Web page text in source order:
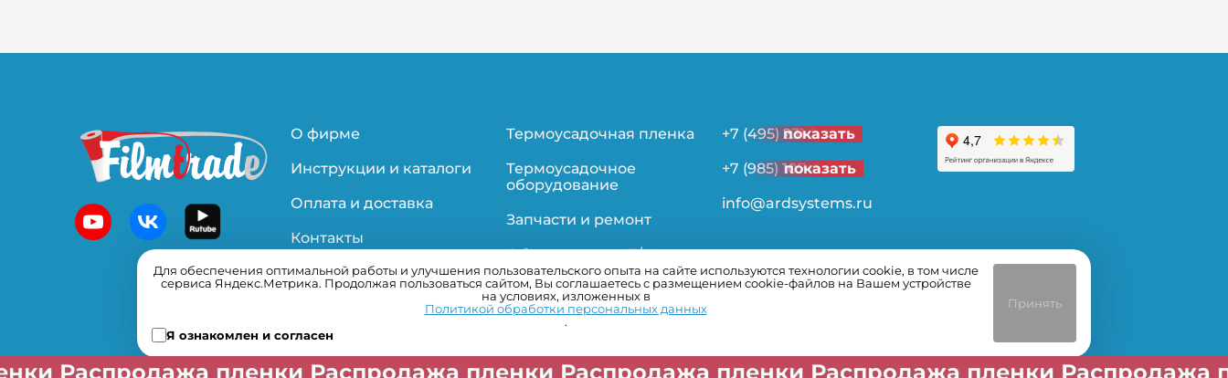
Для обеспечения оптимальной работы и улучшения пользовательского опыта на сайте используются технологии cookie, в том числе
сервиса Яндекс.Метрика. Продолжая пользоваться сайтом, Вы соглашаетесь с размещением cookie-файлов на Вашем устройстве
на условиях, изложенных в
Политикой обработки персональных данных
.
Я ознакомлен и согласен
Принять
пленки Распродажа пленки Распродажа пленки Распродажа пленки Распродажа пленки
О фирме
Инструкции и каталоги
Оплата и доставка
Контакты
Политика
конфиденциальности
Термоусадочная пленка
Термоусадочное
оборудование
Запчасти и ремонт
Оборудование Б/У
+7 (495) 231-21-00
показать
+7 (985) 107-62-32
показать
info@ardsystems.ru